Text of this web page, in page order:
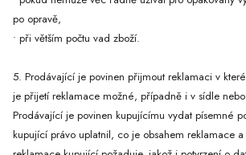
po opravě,
• při větším počtu vad zboží.
5. Prodávající je povinen přijmout reklamaci v
je přijetí reklamace možné, případně i v sídle
Prodávající je povinen kupujícímu vydat písemné
kupující právo uplatnil, co je obsahem reklamace